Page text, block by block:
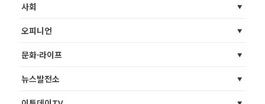
사회
오피니언
문화·라이프
뉴스발전소